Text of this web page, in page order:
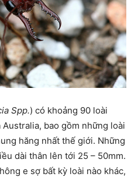
Spp.) có khoảng 90 loài
bao gồm những loài
hăng nhất thế giới. Những
dài thân lên tới 25 – 50mm.
e sợ bất kỳ loài nào khác,